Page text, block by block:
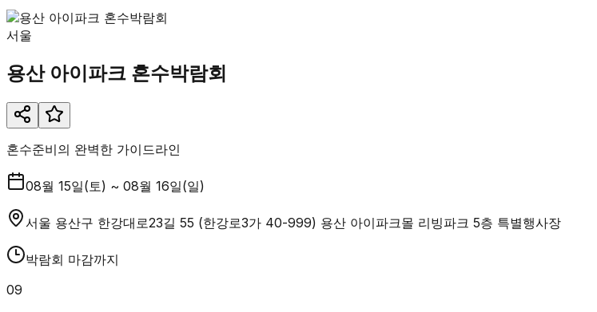
서울
용산 아이파크 혼수박람회
혼수준비의 완벽한 가이드라인
08월 15일(토) ~ 08월 16일(일)
서울 용산구 한강대로23길 55 (한강로3가 40-999) 용산 아이파크몰 리빙파크 5층 특별행사장
박람회 마감까지
09